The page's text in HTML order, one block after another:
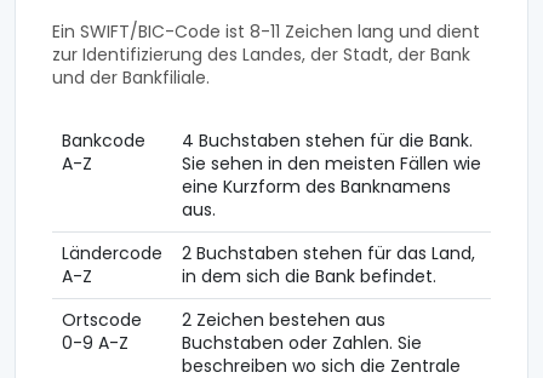
Ein SWIFT/BIC-Code ist 8-11 Zeichen lang und dient
zur Identifizierung des Landes, der Stadt, der Bank
und der Bankfiliale.
Bankcode
A-Z
4 Buchstaben stehen für die Bank.
Sie sehen in den meisten Fällen wie
eine Kurzform des Banknamens
aus.
Ländercode
A-Z
2 Buchstaben stehen für das Land,
in dem sich die Bank befindet.
Ortscode
0-9 A-Z
2 Zeichen bestehen aus
Buchstaben oder Zahlen. Sie
beschreiben wo sich die Zentrale